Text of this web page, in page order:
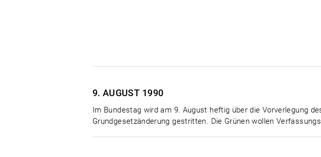
9. AUGUST 1990
Im Bundestag wird am 9. August heftig über die Vorverlegung
Grundgesetzänderung gestritten. Die Grünen wollen